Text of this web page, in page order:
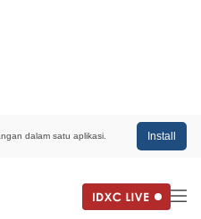
dalam satu aplikasi. Install